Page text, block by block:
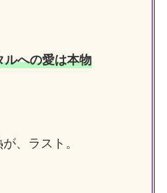
ルへの愛は本物
、ラスト。